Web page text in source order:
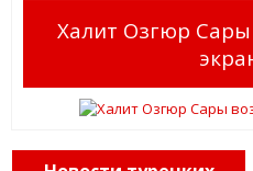
Халит Озгюр